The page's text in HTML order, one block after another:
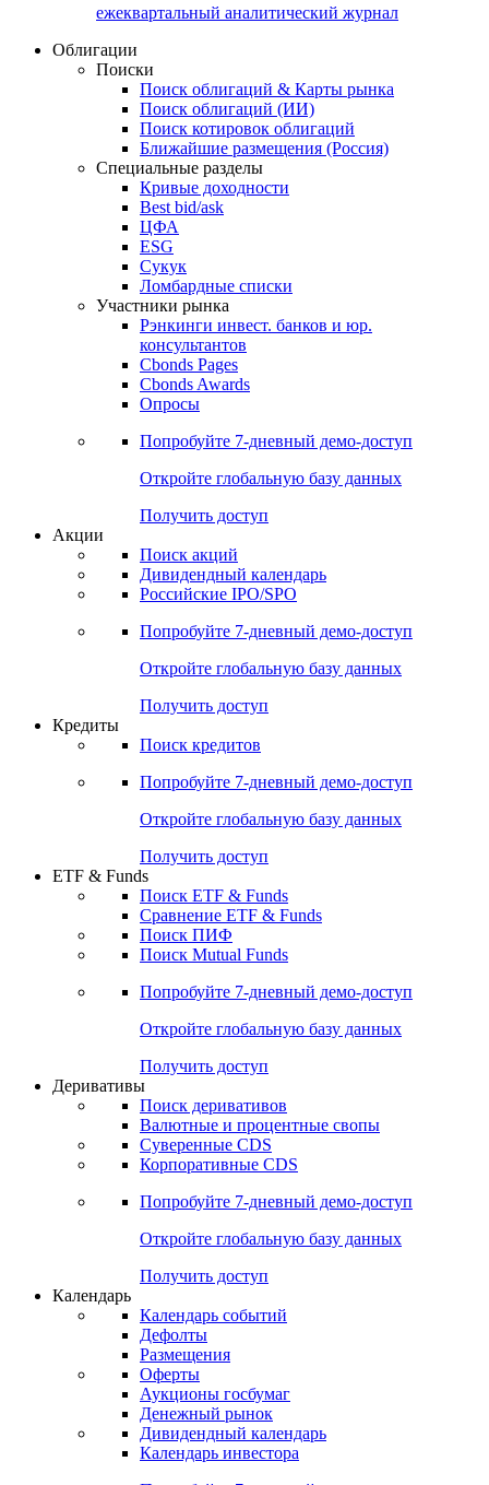
ежеквартальный аналитический журнал
Облигации
Поиски
Поиск облигаций & Карты рынка
Поиск облигаций (ИИ)
Поиск котировок облигаций
Ближайшие размещения (Россия)
Специальные разделы
Кривые доходности
Best bid/ask
ЦФА
ESG
Сукук
Ломбардные списки
Участники рынка
Рэнкинги инвест. банков и юр.
консультантов
Cbonds Pages
Cbonds Awards
Опросы
Попробуйте 7-дневный демо-доступ
Откройте глобальную базу данных
Получить доступ
Акции
Поиск акций
Дивидендный календарь
Российские IPO/SPO
Попробуйте 7-дневный демо-доступ
Откройте глобальную базу данных
Получить доступ
Кредиты
Поиск кредитов
Попробуйте 7-дневный демо-доступ
Откройте глобальную базу данных
Получить доступ
ETF & Funds
Поиск ETF & Funds
Сравнение ETF & Funds
Поиск ПИФ
Поиск Mutual Funds
Попробуйте 7-дневный демо-доступ
Откройте глобальную базу данных
Получить доступ
Деривативы
Поиск деривативов
Валютные и процентные свопы
Суверенные CDS
Корпоративные CDS
Попробуйте 7-дневный демо-доступ
Откройте глобальную базу данных
Получить доступ
Календарь
Календарь событий
Дефолты
Размещения
Оферты
Аукционы госбумаг
Денежный рынок
Дивидендный календарь
Календарь инвестора